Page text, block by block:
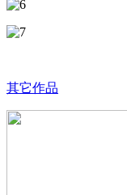
其它作品